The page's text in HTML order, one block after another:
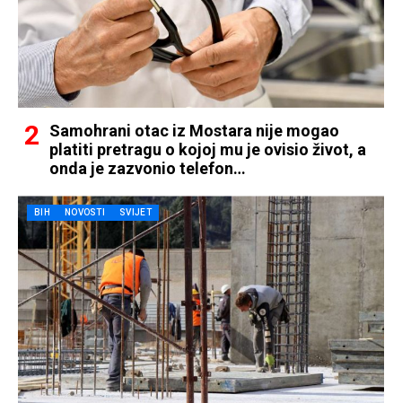
Samohrani otac iz Mostara nije mogao
platiti pretragu o kojoj mu je ovisio život, a
onda je zazvonio telefon…
BIH NOVOSTI SVIJET